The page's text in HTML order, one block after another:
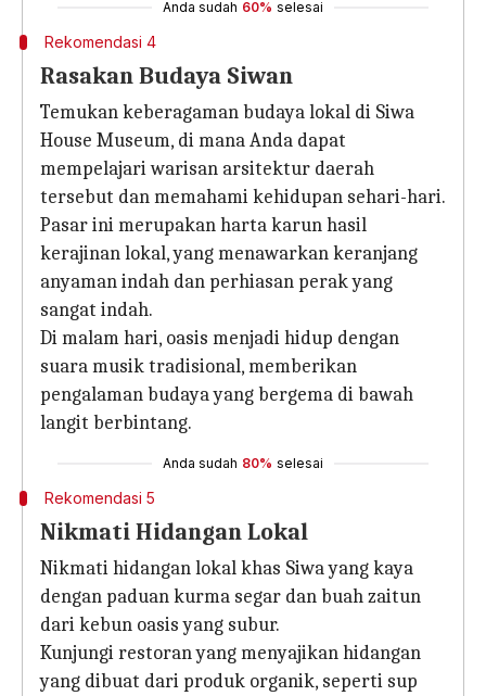
Anda sudah 60% selesai
Rekomendasi 4
Rasakan Budaya Siwan
Temukan keberagaman budaya lokal di Siwa
House Museum, di mana Anda dapat
mempelajari warisan arsitektur daerah
tersebut dan memahami kehidupan sehari-hari.
Pasar ini merupakan harta karun hasil
kerajinan lokal, yang menawarkan keranjang
anyaman indah dan perhiasan perak yang
sangat indah.
Di malam hari, oasis menjadi hidup dengan
suara musik tradisional, memberikan
pengalaman budaya yang bergema di bawah
langit berbintang.
Anda sudah 80% selesai
Rekomendasi 5
Nikmati Hidangan Lokal
Nikmati hidangan lokal khas Siwa yang kaya
dengan paduan kurma segar dan buah zaitun
dari kebun oasis yang subur.
Kunjungi restoran yang menyajikan hidangan
yang dibuat dari produk organik, seperti sup